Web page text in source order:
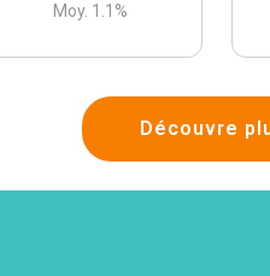
Moy. 1.1 %
Découvre